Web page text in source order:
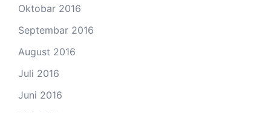
Oktobar 2016
Septembar 2016
August 2016
Juli 2016
Juni 2016